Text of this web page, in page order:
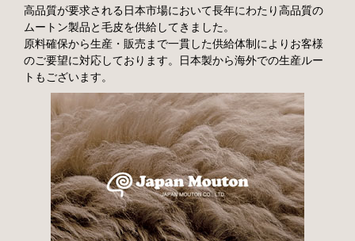
高品質が要求される日本市場において長年にわたり高品質の
ムートン製品と毛皮を供給してきました。
原料確保から生産・販売まで一貫した供給体制によりお客様
のご要望に対応しております。日本製から海外での生産ルー
トもございます。